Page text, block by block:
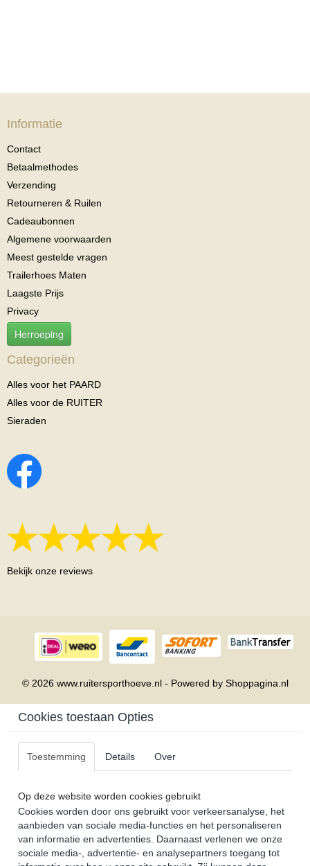
Informatie
Contact
Betaalmethodes
Verzending
Retourneren & Ruilen
Cadeaubonnen
Algemene voorwaarden
Meest gestelde vragen
Trailerhoes Maten
Laagste Prijs
Privacy
Herroeping
Categorieën
Alles voor het PAARD
Alles voor de RUITER
Sieraden
Bekijk onze reviews
© 2026 www.ruitersporthoeve.nl - Powered by Shoppagina.nl
Cookies toestaan Opties
Toestemming Details Over
Op deze website worden cookies gebruikt
Cookies worden door ons gebruikt voor verkeersanalyse, het
aanbieden van sociale media-functies en het personaliseren
van informatie en advertenties. Daarnaast verlenen we onze
sociale media-, advertentie- en analysepartners toegang tot